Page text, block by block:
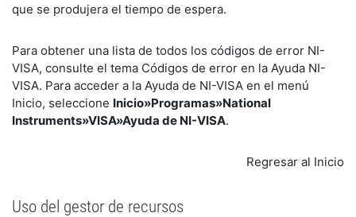
que se produjera el tiempo de espera.
Para obtener una lista de todos los códigos de error NI-
VISA, consulte el tema Códigos de error en la Ayuda NI-
VISA. Para acceder a la Ayuda de NI-VISA en el menú
Inicio, seleccione Inicio»Programas»National
Instruments»VISA»Ayuda de NI-VISA.
Regresar al Inicio
Uso del gestor de recursos